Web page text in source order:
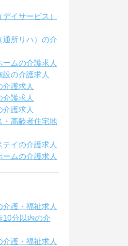
イサービス）
通所リハ）の介
ムの介護求人
の介護求人
護求人
護求人
護求人
・高齢者住宅地
イの介護求人
ムの介護求人
護・福祉求人
10分以内の介
護・福祉求人